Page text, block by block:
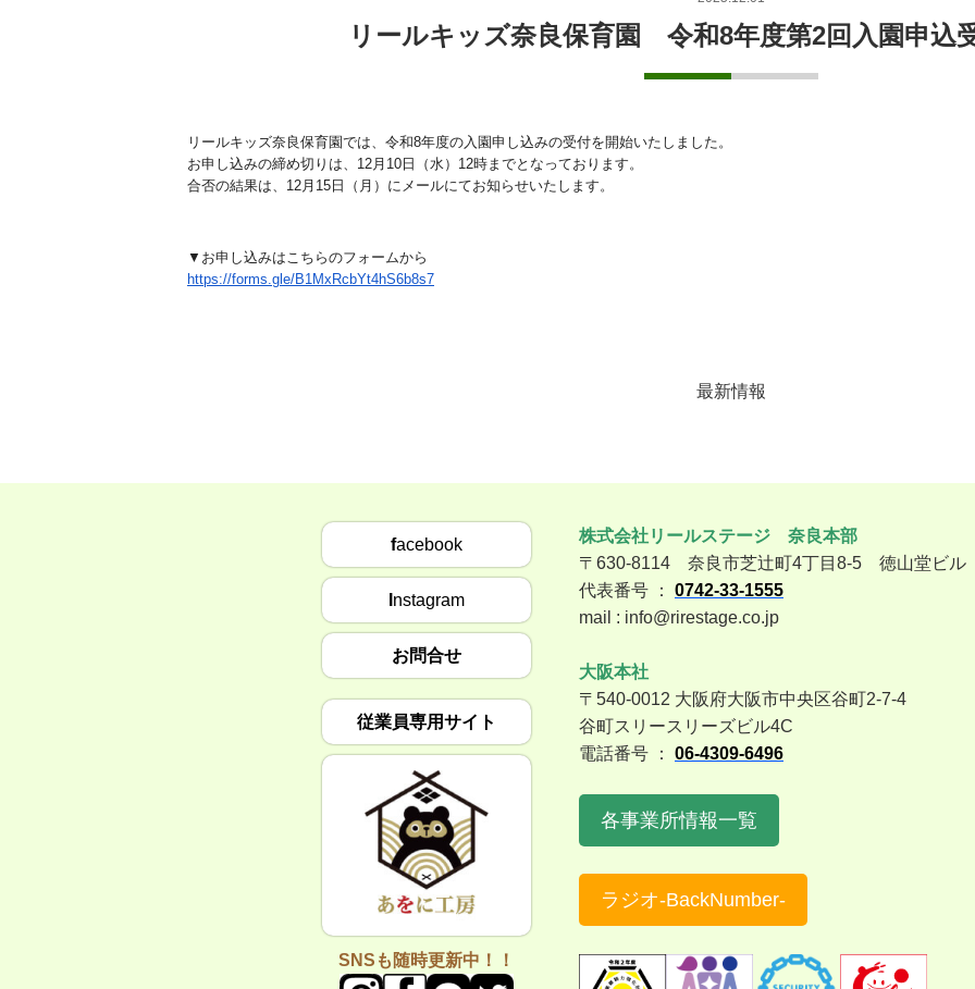
リールキッズ奈良保育園 令和8年度第2回入園申込
リールキッズ奈良保育園では、令和8年度の入園申し込みの受付を開始いたしました。
お申し込みの締め切りは、12月10日（水）12時までとなっております。
合否の結果は、12月15日（月）にメールにてお知らせいたしま す。
▼お申し込みはこちらのフォームから
https://forms.gle/B1MxRcbYt4hS6b8s7
最新情報
facebook
nstagram
お問合せ
従業員専用サイト
SNSも随時更新中！！
株式会社リールステージ 奈良本部
〒630-8114 奈良市芝辻町4丁目8-5 徳山堂ビル
代表番号 ： 0742-33-1555
mail : info@rirestage.co.jp
大阪本社
〒540-0012 大阪府大阪市中央区谷町2-7-4
谷町スリースリーズビル4C
電話番号 ： 06-4309-6496
各事業所情報一覧
ラジオ-BackNumber-